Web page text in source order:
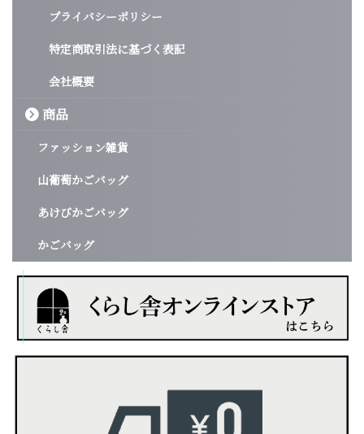
プライバシーポリシー
特定商取引法に基づく表記
会社概要
商品
ファッション雑貨
山葡萄かごバッグ
あけびかごバッグ
かごバッグ